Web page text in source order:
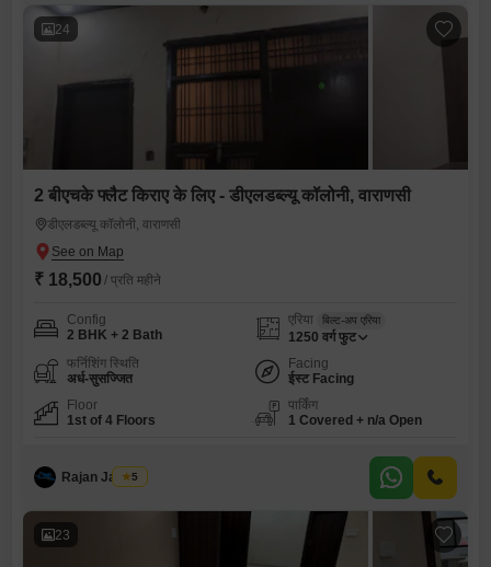
24
2 बीएचके फ्लैट किराए के लिए - डीएलडब्ल्यू कॉलोनी, वाराणसी
डीएलडब्ल्यू कॉलोनी, वाराणसी
₹ 18,500 / प्रति महीने
Config
2 BHK + 2 Bath
एरिया बिल्ट-अप एरिया
1250 वर्ग फुट
फर्निशिंग स्थिति
अर्ध-सुसज्जित
Facing
ईस्ट Facing
Floor
1st of 4 Floors
पार्किंग
1 Covered + n/a Open
Rajan Jaiswal
5
23